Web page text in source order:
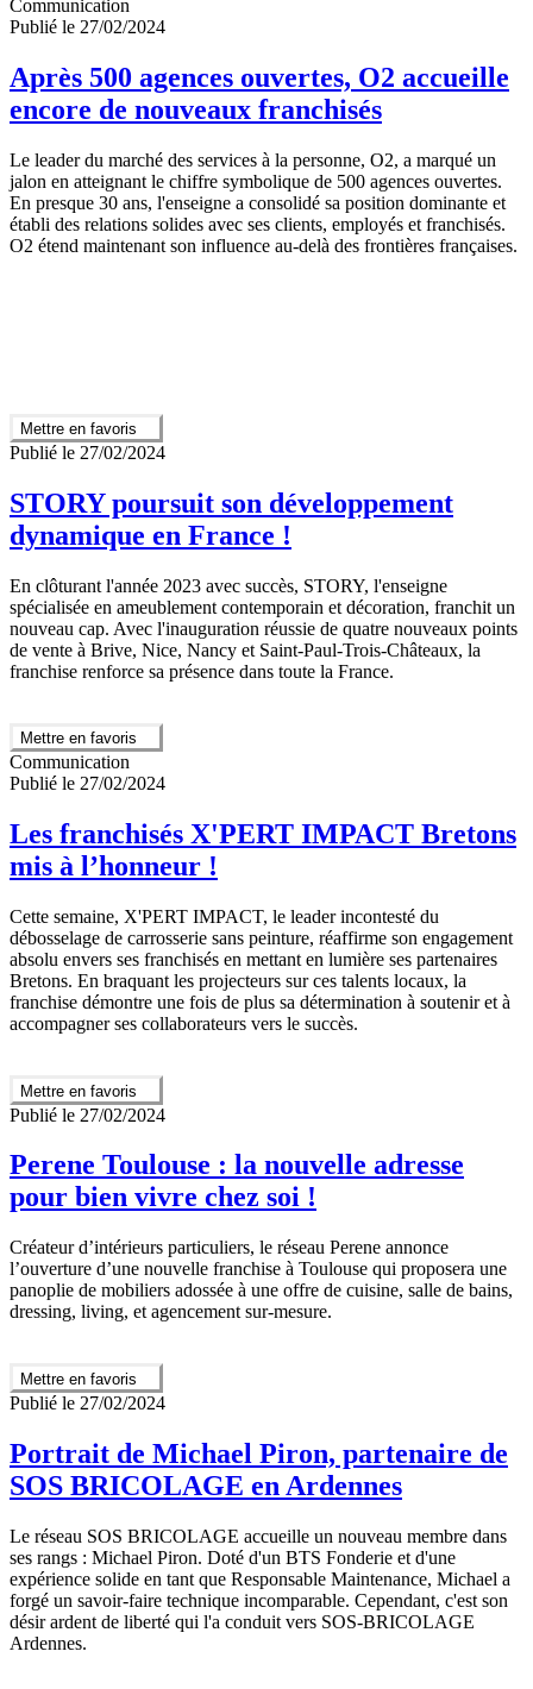
Communication
Publié le 27/02/2024
Après 500 agences ouvertes, O2 accueille
encore de nouveaux franchisés
Le leader du marché des services à la personne, O2, a marqué un
jalon en atteignant le chiffre symbolique de 500 agences ouvertes.
En presque 30 ans, l'enseigne a consolidé sa position dominante et
établi des relations solides avec ses clients, employés et franchisés.
O2 étend maintenant son influence au-delà des frontières françaises.
Mettre en favoris
Publié le 27/02/2024
STORY poursuit son développement
dynamique en France !
En clôturant l'année 2023 avec succès, STORY, l'enseigne
spécialisée en ameublement contemporain et décoration, franchit un
nouveau cap. Avec l'inauguration réussie de quatre nouveaux points
de vente à Brive, Nice, Nancy et Saint-Paul-Trois-Châteaux, la
franchise renforce sa présence dans toute la France.
Mettre en favoris
Communication
Publié le 27/02/2024
Les franchisés X'PERT IMPACT Bretons
mis à l’honneur !
Cette semaine, X'PERT IMPACT, le leader incontesté du
débosselage de carrosserie sans peinture, réaffirme son engagement
absolu envers ses franchisés en mettant en lumière ses partenaires
Bretons. En braquant les projecteurs sur ces talents locaux, la
franchise démontre une fois de plus sa détermination à soutenir et à
accompagner ses collaborateurs vers le succès.
Mettre en favoris
Publié le 27/02/2024
Perene Toulouse : la nouvelle adresse
pour bien vivre chez soi !
Créateur d’intérieurs particuliers, le réseau Perene annonce
l’ouverture d’une nouvelle franchise à Toulouse qui proposera une
panoplie de mobiliers adossée à une offre de cuisine, salle de bains,
dressing, living, et agencement sur-mesure.
Mettre en favoris
Publié le 27/02/2024
Portrait de Michael Piron, partenaire de
SOS BRICOLAGE en Ardennes
Le réseau SOS BRICOLAGE accueille un nouveau membre dans
ses rangs : Michael Piron. Doté d'un BTS Fonderie et d'une
expérience solide en tant que Responsable Maintenance, Michael a
forgé un savoir-faire technique incomparable. Cependant, c'est son
désir ardent de liberté qui l'a conduit vers SOS-BRICOLAGE
Ardennes.